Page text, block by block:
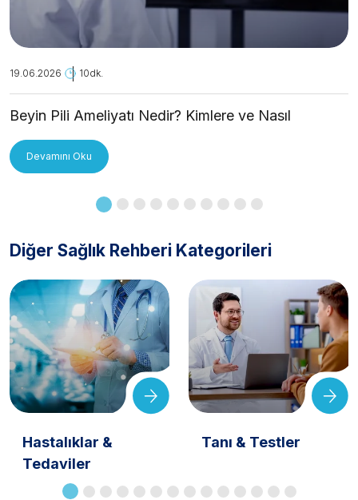
19.06.2026 10dk.
Beyin Pili Ameliyatı Nedir? Kimlere ve Nasıl
Devamını Oku
Diğer Sağlık Rehberi Kategorileri
Hastalıklar &
Tedaviler
Tanı & Testler